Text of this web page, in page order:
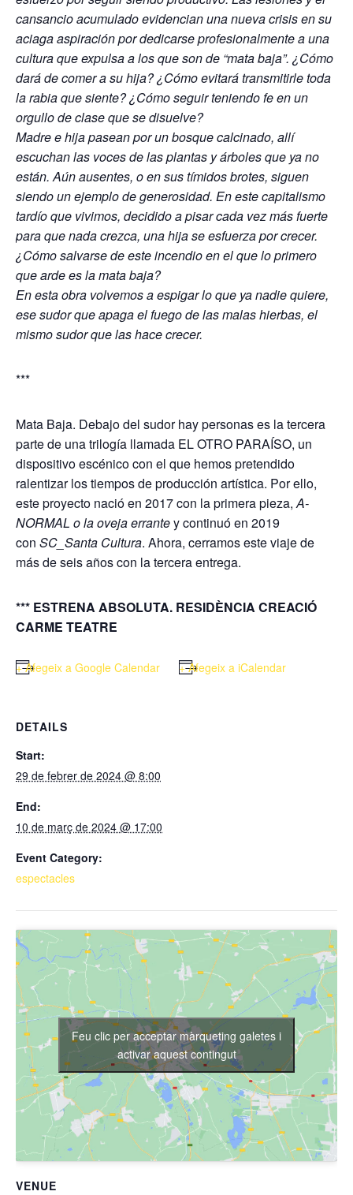
cansancio acumulado evidencian una nueva crisis en su
aciaga aspiración por dedicarse profesionalmente a una
cultura que expulsa a los que son de “mata baja”. ¿Cómo
dará de comer a su hija? ¿Cómo evitará transmitirle toda
la rabia que siente? ¿Cómo seguir teniendo fe en un
orgullo de clase que se disuelve?
Madre e hija pasean por un bosque calcinado, allí
escuchan las voces de las plantas y árboles que ya no
están. Aún ausentes, o en sus tímidos brotes, siguen
siendo un ejemplo de generosidad. En este capitalismo
tardío que vivimos, decidido a pisar cada vez más fuerte
para que nada crezca, una hija se esfuerza por crecer.
¿Cómo salvarse de este incendio en el que lo primero
que arde es la mata baja?
En esta obra volvemos a espigar lo que ya nadie quiere,
ese sudor que apaga el fuego de las malas hierbas, el
mismo sudor que las hace crecer.
***
Mata Baja. Debajo del sudor hay personas es la tercera
parte de una trilogía llamada EL OTRO PARAÍSO, un
dispositivo escénico con el que hemos pretendido
ralentizar los tiempos de producción artística. Por ello,
este proyecto nació en 2017 con la primera pieza, A-
NORMAL o la oveja errantey continuó en 2019
con SC_Santa Cultura. Ahora, cerramos este viaje de
más de seis años con la tercera entrega.
*** ESTRENA ABSOLUTA. RESIDÈNCIA CREACIÓ
CARME TEATRE
+ Afegeix a Google Calendar + Afegeix a iCalendar
DETAILS
Start:
29 de febrer de 2024 @ 8:00
End:
10 de març de 2024 @ 17:00
Event Category:
espectacles
VENUE
Feu clic per acceptar màrqueting galetes i
activar aquest contingut